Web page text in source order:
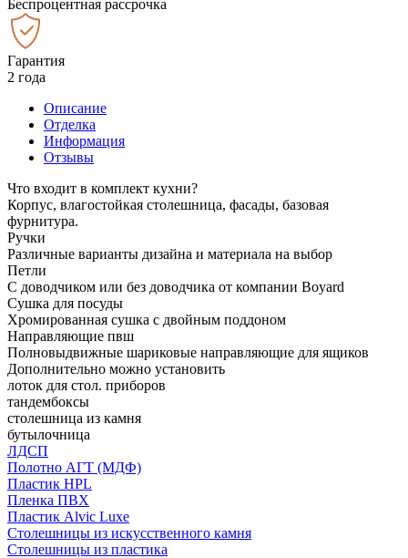
Беспроцентная рассрочка
Гарантия
2 года
Описание
Отделка
Информация
Отзывы
Что входит в комплект кухни?
Корпус, влагостойкая столешница, фасады, базовая
фурнитура.
Ручки
Различные варианты дизайна и материала на выбор
Петли
С доводчиком или без доводчика от компании Boyard
Сушка для посуды
Хромированная сушка с двойным поддоном
Направляющие пвш
Полновыдвижные шариковые направляющие для ящиков
Дополнительно можно установить
лоток для стол. приборов
тандембоксы
столешница из камня
бутылочница
ЛДСП
Полотно АГТ (МДФ)
Пластик HPL
Пленка ПВХ
Пластик Alvic Luxe
Столешницы из искусственного камня
Столешницы из пластика